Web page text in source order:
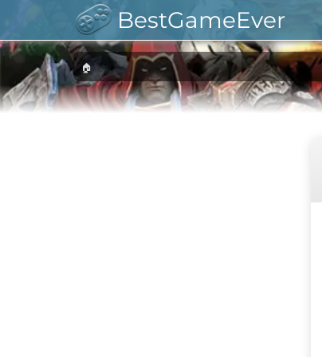
BestGameEver
🏠